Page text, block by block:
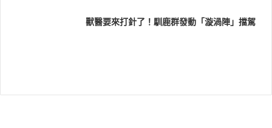
獸醫要來打針了！馴鹿群發動「漩渦陣」擋駕